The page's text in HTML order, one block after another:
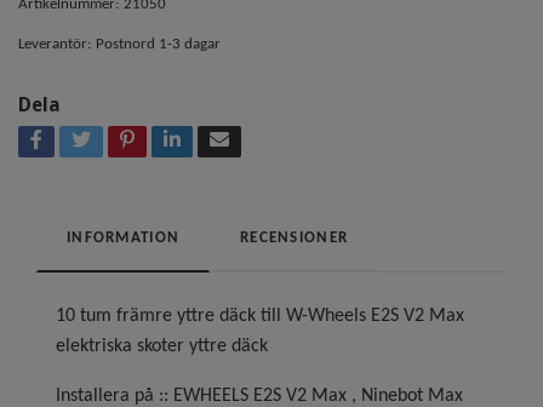
Artikelnummer: 21050
Leverantör: Postnord 1-3 dagar
Dela
INFORMATION RECENSIONER
10 tum främre yttre däck till W-Wheels E2S V2 Max
elektriska skoter yttre däck
Installera på :: EWHEELS E2S V2 Max , Ninebot Max